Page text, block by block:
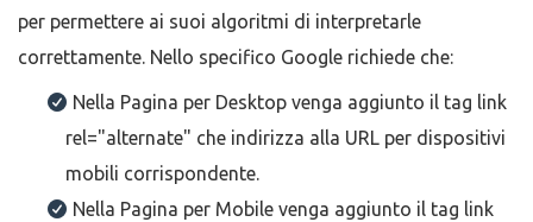
per permettere ai suoi algoritmi di interpretarle
correttamente. Nello specifico Google richiede che:
Nella Pagina per Desktop venga aggiunto il tag link
rel="alternate" che indirizza alla URL per dispositivi
mobili corrispondente.
Nella Pagina per Mobile venga aggiunto il tag link